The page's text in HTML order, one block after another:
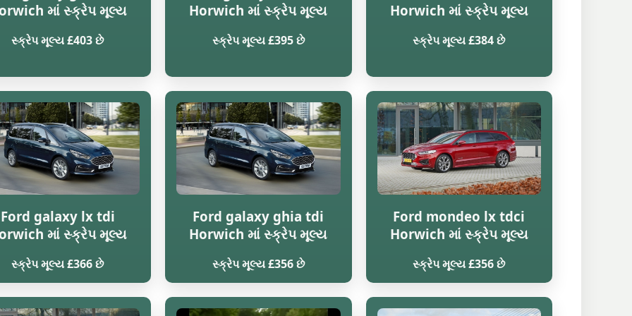
માં સ્ક્રેપ મૂલ્ય
સ્ક્રેપ મૂલ્ય £403 છે
Horwich માં સ્ક્રેપ મૂલ્ય
સ્ક્રેપ મૂલ્ય £395 છે
Horwich માં સ્ક્રેપ મૂલ્ય
સ્ક્રેપ મૂલ્ય £384 છે
Ford galaxy lx tdi
માં સ્ક્રેપ મૂલ્ય
સ્ક્રેપ મૂલ્ય £366 છે
Ford galaxy ghia tdi
Horwich માં સ્ક્રેપ મૂલ્ય
સ્ક્રેપ મૂલ્ય £356 છે
Ford mondeo lx tdci
Horwich માં સ્ક્રેપ મૂલ્ય
સ્ક્રેપ મૂલ્ય £356 છે